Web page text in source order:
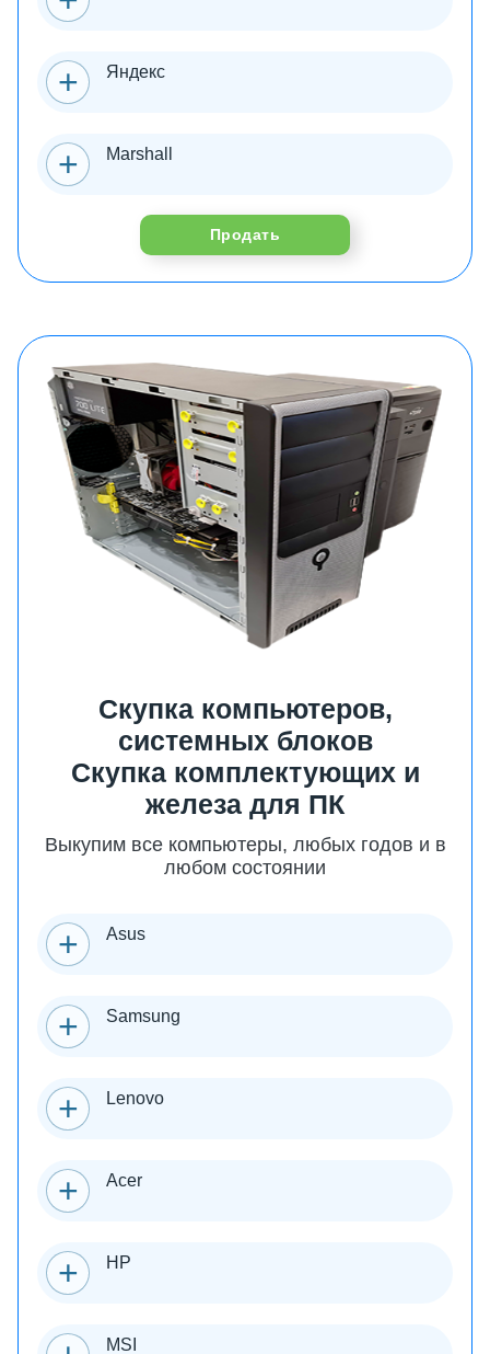
Яндекс
Marshall
Продать
Cкупка компьютеров,
системных блоков
Скупка комплектующих и
железа для ПК
Выкупим все компьютеры, любых годов и в
любом состоянии
Asus
Samsung
Lenovo
Acer
HP
MSI